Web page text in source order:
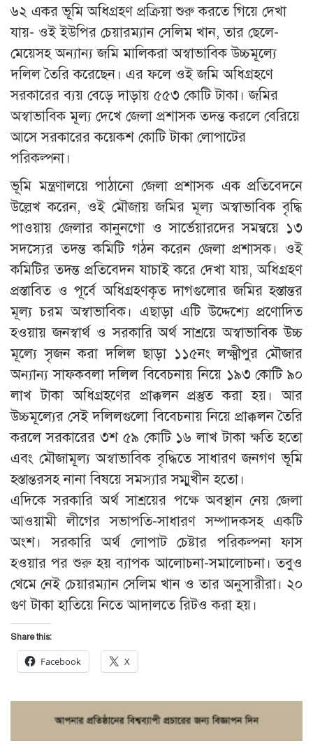
৬২ একর ভূমি অধিগ্রহণ প্রক্রিয়া শুরু করতে গিয়ে দেখা
যায়- ওই ইউপির চেয়ারম্যান সেলিম খান, তার ছেলে-
মেয়েসহ অন্যান্য জমি মালিকরা অস্বাভাবিক উচ্চমূল্যে
দলিল তৈরি করেছেন। এর ফলে ওই জমি অধিগ্রহণে
সরকারের ব্যয় বেড়ে দাড়ায় ৫৫৩ কোটি টাকা। জমির
অস্বাভাবিক মূল্য দেখে জেলা প্রশাসক তদন্ত করলে বেরিয়ে
আসে সরকারের কয়েকশ কোটি টাকা লোপাটের
পরিকল্পনা।
ভূমি মন্ত্রণালয়ে পাঠানো জেলা প্রশাসক এক প্রতিবেদনে
উল্লেখ করেন, ওই মৌজায় জমির মূল্য অস্বাভাবিক বৃদ্ধি
পাওয়ায় জেলার কানুনগো ও সার্ভেয়ারদের সমন্বয়ে ১৩
সদস্যের তদন্ত কমিটি গঠন করেন জেলা প্রশাসক। ওই
কমিটির তদন্ত প্রতিবেদন যাচাই করে দেখা যায়, অধিগ্রহণ
প্রস্তাবিত ও পূর্বে অধিগ্রহণকৃত দাগগুলোর জমির হস্তান্তর
মূল্য চরম অস্বাভাবিক। এছাড়া এটি উদ্দেশ্যে প্রণোদিত
হওয়ায় জনস্বার্থ ও সরকারি অর্থ সাশ্রয়ে অস্বাভাবিক উচ্চ
মূল্যে সৃজন করা দলিল ছাড়া ১১৫নং লক্ষ্মীপুর মৌজার
অন্যান্য সাফকবলা দলিল বিবেচনায় নিয়ে ১৯৩ কোটি ৯০
লাখ টাকা অধিগ্রহণের প্রাক্কলন প্রস্তুত করা হয়। আর
উচ্চমূল্যের সেই দলিলগুলো বিবেচনায় নিয়ে প্রাক্কলন তৈরি
করলে সরকারের ৩শ ৫৯ কোটি ১৬ লাখ টাকা ক্ষতি হতো
এবং মৌজামূল্য অস্বাভাবিক বৃদ্ধিতে সাধারণ জনগণ ভূমি
হস্তান্তরসহ নানা বিষয়ে সমস্যার সম্মুখীন হতো।
এদিকে সরকারি অর্থ সাশ্রয়ের পক্ষে অবস্থান নেয় জেলা
আওয়ামী লীগের সভাপতি-সাধারণ সম্পাদকসহ একটি
অংশ। সরকারি অর্থ লোপাট চেষ্টার পরিকল্পনা ফাস
হওয়ার পর শুরু হয় ব্যাপক আলোচনা-সমালোচনা। তবুও
থেমে নেই চেয়ারম্যান সেলিম খান ও তার অনুসারীরা। ২০
গুণ টাকা হাতিয়ে নিতে আদালতে রিটও করা হয়।
Share this:
Facebook X